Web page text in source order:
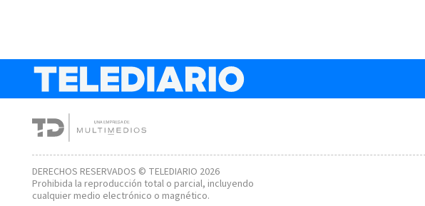
DERECHOS RESERVADOS © TELEDIARIO 2026
Prohibida la reproducción total o parcial, incluyendo
cualquier medio electrónico o magnético.